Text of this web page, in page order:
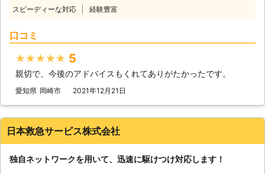
なときは弊社「PlayUnity」が高速で
社は、多くのスタッフを至る所に配置
しているので、お客様からお電話いた
到着時間は約30分なので、早く車を
動くようにしたい方にこそご利用いた
の方法を用いてお客様のお悩みを解決
スピーディーな対応 経験豊富
口コミ
★★★★★ 5
親切で、今後のアドバイスもくれてありがたかったです。
愛知県 岡崎市 2021年12月21日
日本救急サービス株式会社
独自ネットワークを用いて、迅速に駆けつけ対応します！